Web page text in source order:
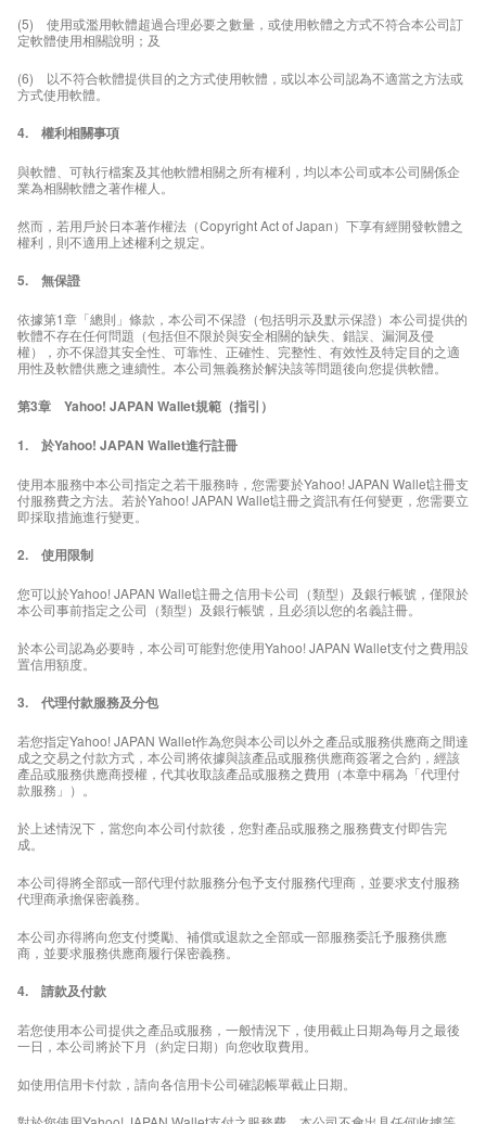
(5) 使用或濫用軟體超過合理必要之數量，或使用軟體之方式不符合本公司訂
定軟體使用相關說明；及
(6) 以不符合軟體提供目的之方式使用軟體，或以本公司認為不適當之方法或
方式使用軟體。
4. 權利相關事項
與軟體、可執行檔案及其他軟體相關之所有權利，均以本公司或本公司關係企
業為相關軟體之著作權人。
然而，若用戶於日本著作權法（Copyright Act of Japan）下享有經開發軟體之
權利，則不適用上述權利之規定。
5. 無保證
依據第1章「總則」條款，本公司不保證（包括明示及默示保證）本公司提供的
軟體不存在任何問題（包括但不限於與安全相關的缺失、錯誤、漏洞及侵
權），亦不保證其安全性、可靠性、正確性、完整性、有效性及特定目的之適
用性及軟體供應之連續性。本公司無義務於解決該等問題後向您提供軟體。
第3章 Yahoo! JAPAN Wallet規範（指引）
1. 於Yahoo! JAPAN Wallet進行註冊
使用本服務中本公司指定之若干服務時，您需要於Yahoo! JAPAN Wallet註冊支
付服務費之方法。若於Yahoo! JAPAN Wallet註冊之資訊有任何變更，您需要立
即採取措施進行變更。
2. 使用限制
您可以於Yahoo! JAPAN Wallet註冊之信用卡公司（類型）及銀行帳號，僅限於
本公司事前指定之公司（類型）及銀行帳號，且必須以您的名義註冊。
於本公司認為必要時，本公司可能對您使用Yahoo! JAPAN Wallet支付之費用設
置信用額度。
3. 代理付款服務及分包
若您指定Yahoo! JAPAN Wallet作為您與本公司以外之產品或服務供應商之間達
成之交易之付款方式，本公司將依據與該產品或服務供應商簽署之合約，經該
產品或服務供應商授權，代其收取該產品或服務之費用（本章中稱為「代理付
款服務」）。
於上述情況下，當您向本公司付款後，您對產品或服務之服務費支付即告完
成。
本公司得將全部或一部代理付款服務分包予支付服務代理商，並要求支付服務
代理商承擔保密義務。
本公司亦得將向您支付獎勵、補償或退款之全部或一部服務委託予服務供應
商，並要求服務供應商履行保密義務。
4. 請款及付款
若您使用本公司提供之產品或服務，一般情況下，使用截止日期為每月之最後
一日，本公司將於下月（約定日期）向您收取費用。
如使用信用卡付款，請向各信用卡公司確認帳單截止日期。